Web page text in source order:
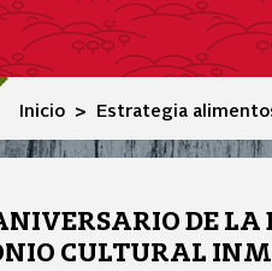
Inicio Estrategia
DE
CULTURAL